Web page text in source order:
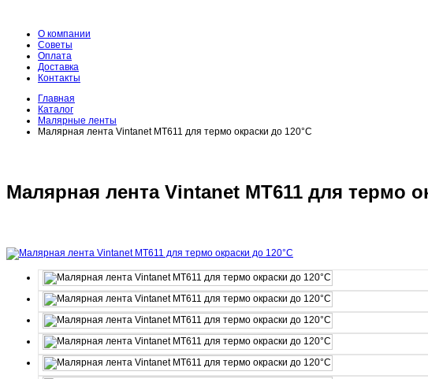
О компании
Советы
Оплата
Доставка
Контакты
Главная
Каталог
Малярные ленты
Малярная лента Vintanet MT611 для термо окраски до 120°C
Малярная лента Vintanet MT611 для термо